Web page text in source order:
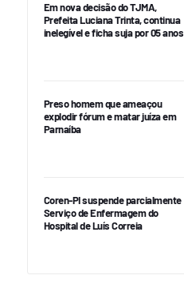
Em nova decisão do TJMA,
Prefeita Luciana Trinta, continua
inelegível e ficha suja por 05 anos
Preso homem que ameaçou
explodir fórum e matar juíza em
Parnaíba
Coren-PI suspende parcialmente
Serviço de Enfermagem do
Hospital de Luís Correia